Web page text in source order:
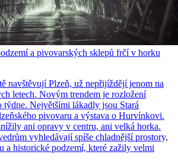
a pivovarských sklepů frčí v horku
navštěvují Plzeň, už nepřijíždějí jenom na
letech. Novým trendem je rozložení
týdne. Největšími lákadly jsou Stará
pivovaru a výstava o Hurvínkovi.
ani opravy v centru, ani velká horka.
vyhledávají spíše chladnější prostory,
a historické podzemí, které zažily velmi